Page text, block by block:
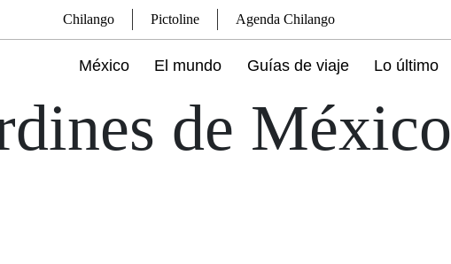
Chilango Pictoline Agenda Chilango
México El mundo Guías de viaje Lo último
de México